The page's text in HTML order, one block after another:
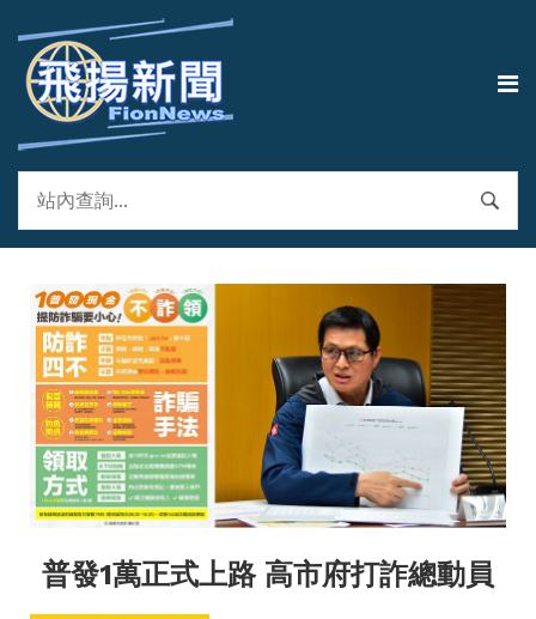
普發1萬正式上路 高市府打詐總動員